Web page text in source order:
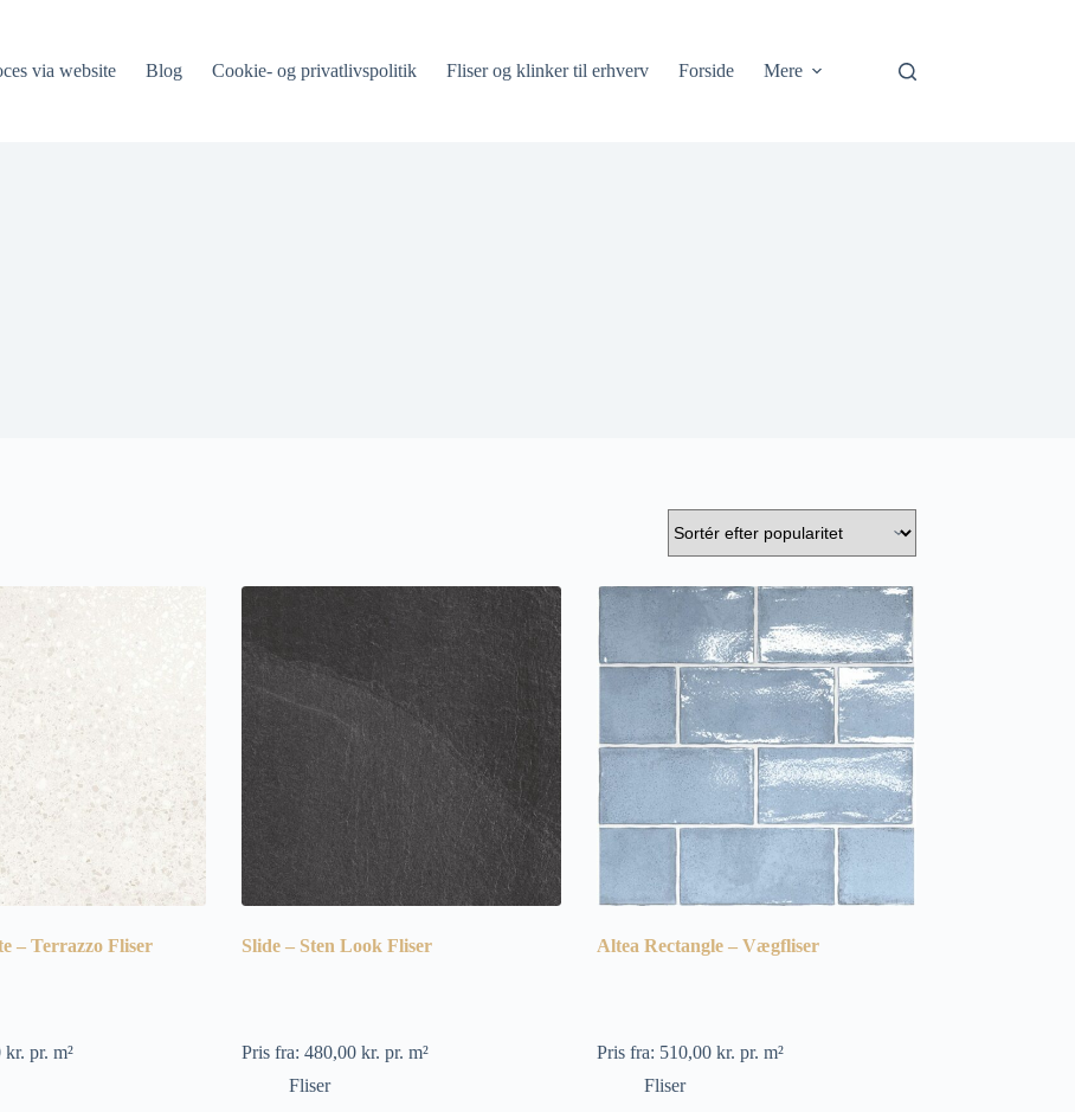
via website Blog Cookie- og privatlivspolitik Fliser og klinker til erhverv Forside Mere
– Terrazzo Fliser
kr. pr. m²
Slide – Sten Look Fliser
Pris fra: 480,00 kr. pr. m²
Fliser
Altea Rectangle – Vægfliser
Pris fra: 510,00 kr. pr. m²
Fliser